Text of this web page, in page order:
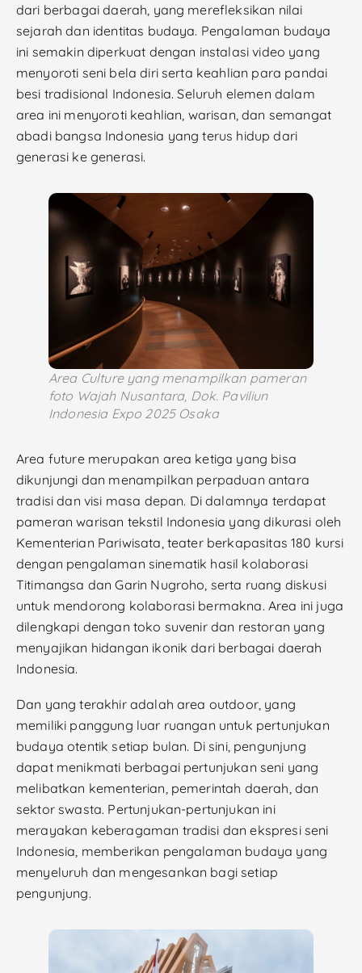
dari berbagai daerah, yang merefleksikan nilai
sejarah dan identitas budaya. Pengalaman budaya
ini semakin diperkuat dengan instalasi video yang
menyoroti seni bela diri serta keahlian para pandai
besi tradisional Indonesia. Seluruh elemen dalam
area ini menyoroti keahlian, warisan, dan semangat
abadi bangsa Indonesia yang terus hidup dari
generasi ke generasi.
Area Culture yang menampilkan pameran
foto Wajah Nusantara, Dok. Paviliun
Indonesia Expo 2025 Osaka
Area future merupakan area ketiga yang bisa
dikunjungi dan menampilkan perpaduan antara
tradisi dan visi masa depan. Di dalamnya terdapat
pameran warisan tekstil Indonesia yang dikurasi oleh
Kementerian Pariwisata, teater berkapasitas 180 kursi
dengan pengalaman sinematik hasil kolaborasi
Titimangsa dan Garin Nugroho, serta ruang diskusi
untuk mendorong kolaborasi bermakna. Area ini juga
dilengkapi dengan toko suvenir dan restoran yang
menyajikan hidangan ikonik dari berbagai daerah
Indonesia.
Dan yang terakhir adalah area outdoor, yang
memiliki panggung luar ruangan untuk pertunjukan
budaya otentik setiap bulan. Di sini, pengunjung
dapat menikmati berbagai pertunjukan seni yang
melibatkan kementerian, pemerintah daerah, dan
sektor swasta. Pertunjukan-pertunjukan ini
merayakan keberagaman tradisi dan ekspresi seni
Indonesia, memberikan pengalaman budaya yang
menyeluruh dan mengesankan bagi setiap
pengunjung.